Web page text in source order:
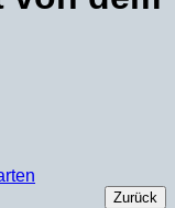
Zurück